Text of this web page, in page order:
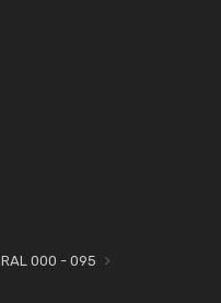
RAL 000 - 095